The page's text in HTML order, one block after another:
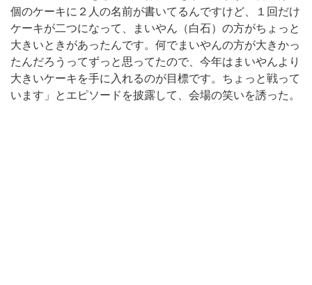
個のケーキに２人の名前が書いてるんですけど、１回だけ
ケーキが二つになって、まいやん（白石）の方がちょっと
大きいときがあったんです。何でまいやんの方が大きかっ
たんだろうってずっと思ってたので、今年はまいやんより
大きいケーキを手に入れるのが目標です。ちょっと戦って
います」とエピソードを披露して、会場の笑いを誘った。